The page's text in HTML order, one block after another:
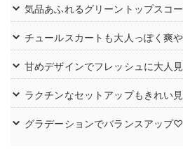
気品あふれるグリーントップスコ
チュールスカートも大人っぽく爽
甘めデザインでフレッシュに大人見
ラクチンなセットアップもきれい見
グラデーションでバランスアップ♡